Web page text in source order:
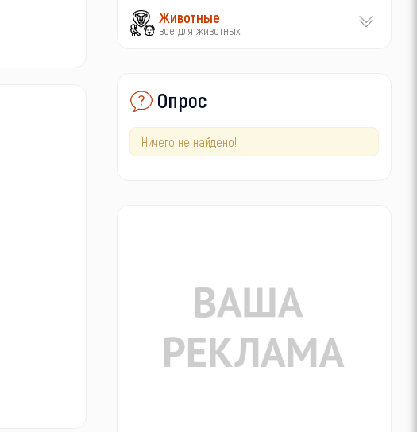
Животные
все для животных
Опрос
Ничего не найдено!